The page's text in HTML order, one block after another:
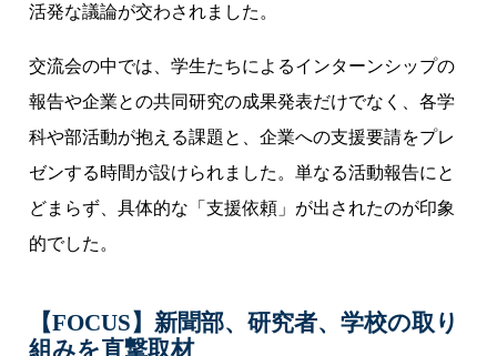
活発な議論が交わされました。
交流会の中では、学生たちによるインターンシップの
報告や企業との共同研究の成果発表だけでなく、各学
科や部活動が抱える課題と、企業への支援要請をプレ
ゼンする時間が設けられました。単なる活動報告にと
どまらず、具体的な「支援依頼」が出されたのが印象
的でした。
【FOCUS】新聞部、研究者、学校の取り
組みを直撃取材